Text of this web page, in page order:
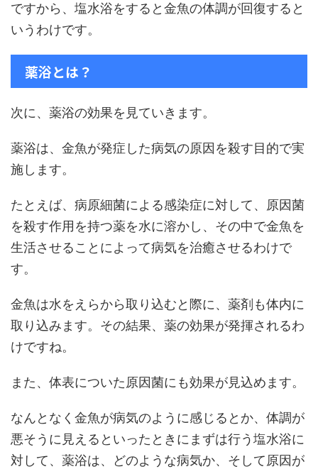
ですから、塩水浴をすると金魚の体調が回復すると
いうわけです。
薬浴とは？
次に、薬浴の効果を見ていきます。
薬浴は、金魚が発症した病気の原因を殺す目的で実
施します。
たとえば、病原細菌による感染症に対して、原因菌
を殺す作用を持つ薬を水に溶かし、その中で金魚を
生活させることによって病気を治癒させるわけで
す。
金魚は水をえらから取り込むと際に、薬剤も体内に
取り込みます。その結果、薬の効果が発揮されるわ
けですね。
また、体表についた原因菌にも効果が見込めます。
なんとなく金魚が病気のように感じるとか、体調が
悪そうに見えるといったときにまずは行う塩水浴に
対して、薬浴は、どのような病気か、そして原因が